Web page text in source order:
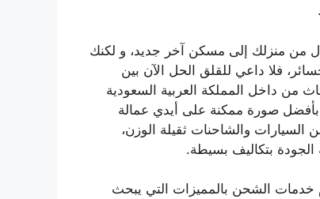
من منزلك إلى مسكن آخر جديد، و لكنك
فلا داعي للقلق الحل الآن بين
من داخل المملكة العربية السعودية
بأفضل صورة ممكنة على أيدي عمالة
والشاحنات ثقيلة الوزن،
الجودة بتكاليف بسيطة.
الشحن بالمميزات التي يبحث